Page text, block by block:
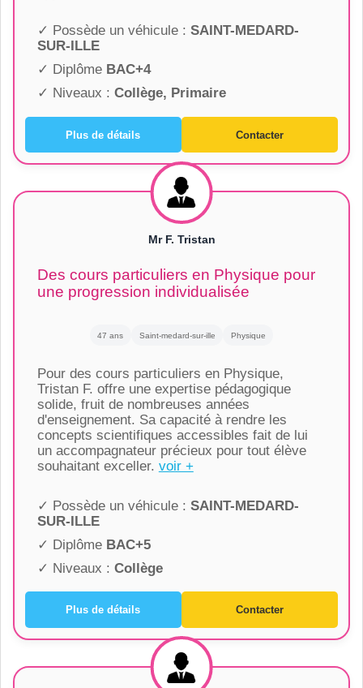
✓ Possède un véhicule : SAINT-MEDARD-
SUR-ILLE
✓ Diplôme BAC+4
✓ Niveaux : Collège, Primaire
Plus de détails Contacter
Mr F. Tristan
Des cours particuliers en Physique pour
une progression individualisée
47 ans Saint-medard-sur-ille Physique
Pour des cours particuliers en Physique,
Tristan F. offre une expertise pédagogique
solide, fruit de nombreuses années
d'enseignement. Sa capacité à rendre les
concepts scientifiques accessibles fait de lui
un accompagnateur précieux pour tout élève
souhaitant exceller. voir +
✓ Possède un véhicule : SAINT-MEDARD-
SUR-ILLE
✓ Diplôme BAC+5
✓ Niveaux : Collège
Plus de détails Contacter